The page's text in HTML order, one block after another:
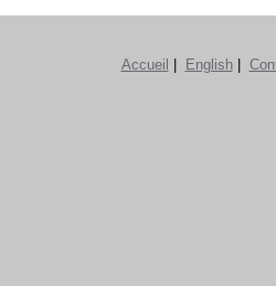
Accueil English|